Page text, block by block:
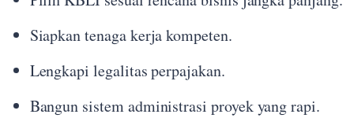
Siapkan tenaga kerja kompeten.
Lengkapi legalitas perpajakan.
Bangun sistem administrasi proyek yang rapi.